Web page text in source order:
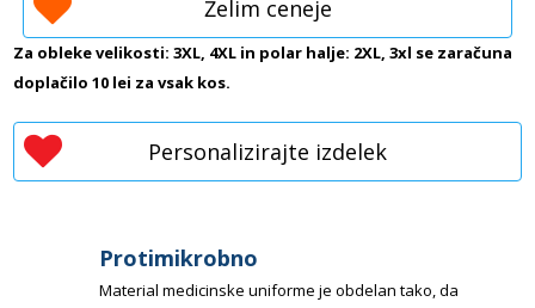
Želim ceneje
Za obleke velikosti: 3XL, 4XL in polar halje: 2XL, 3xl se zaračuna
doplačilo 10 lei za vsak kos.
Personalizirajte izdelek
Protimikrobno
Material medicinske uniforme je obdelan tako, da